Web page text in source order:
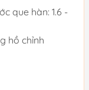
que hàn: 1.6 -
hồ chỉnh